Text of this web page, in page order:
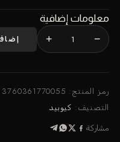
معلومات إضافية
كمية
آمو
−
+
رمز المنتج: 3760361770055
التصنيف: كيوبيد
مشاركة